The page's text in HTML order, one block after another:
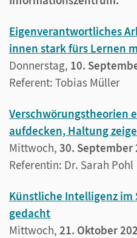
Eigenverantwortliches
innen stark fürs Lernen
Donnerstag, 10.
Referent: Tobias Müller
Verschwörungstheorien
aufdecken, Haltung
Mittwoch, 30. September
Referentin: Dr. Sarah Pohl
Künstliche Intelligenz im
gedacht
Mittwoch, 21. Oktober